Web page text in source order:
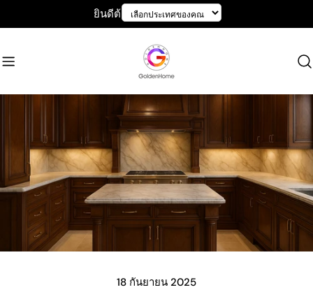
ไป
เนื้อหา
ยินดีต้อนรับสู่ GoldenHome
18 กันยายน 2025